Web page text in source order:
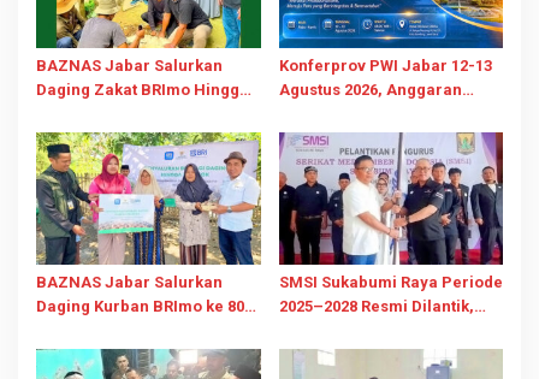
BAZNAS Jabar Salurkan
Daging Zakat BRImo Hingga
Purwakarta
Konferprov PWI Jabar 12-13
Agustus 2026, Anggaran
Anggota Dijamin
BAZNAS Jabar Salurkan
Daging Kurban BRImo ke 80
Karawang
SMSI Sukabumi Raya Periode
2025–2028 Resmi Dilantik,
Hoaks dan Perkuat Pers